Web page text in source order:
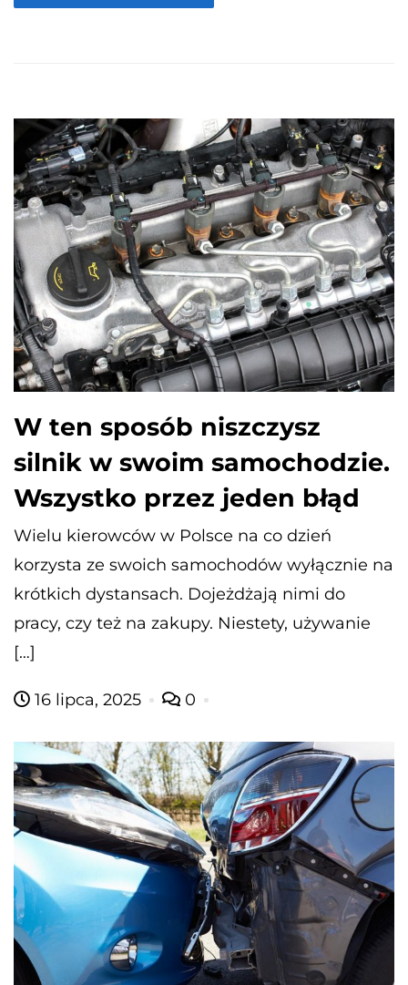
W ten sposób niszczysz
silnik w swoim samochodzie.
Wszystko przez jeden błąd
Wielu kierowców w Polsce na co dzień
korzysta ze swoich samochodów wyłącznie na
krótkich dystansach. Dojeżdżają nimi do
pracy, czy też na zakupy. Niestety, używanie
[…]
16 lipca, 2025 0